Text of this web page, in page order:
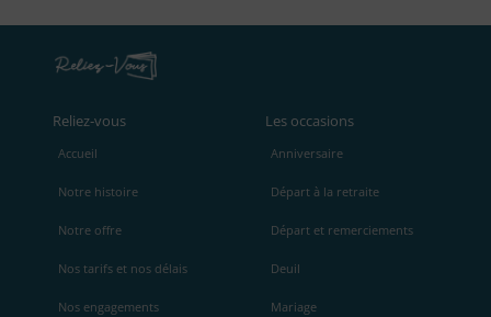
Reliez‑vous
Accueil
Notre histoire
Notre offre
Nos tarifs et nos délais
Nos engagements
Les occasions
Anniversaire
Départ à la retraite
Départ et remerciements
Deuil
Mariage